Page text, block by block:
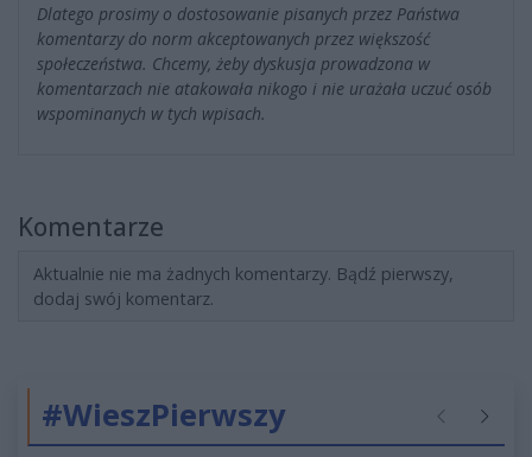
Dlatego prosimy o dostosowanie pisanych przez Państwa
komentarzy do norm akceptowanych przez większość
społeczeństwa. Chcemy, żeby dyskusja prowadzona w
komentarzach nie atakowała nikogo i nie urażała uczuć osób
wspominanych w tych wpisach.
Komentarze
Aktualnie nie ma żadnych komentarzy. Bądź pierwszy,
dodaj swój komentarz.
#WieszPierwszy Poprzednie